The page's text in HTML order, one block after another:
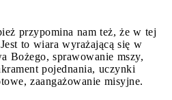
przypomina nam też, że w tej
to wiara wyrażającą się w
Bożego, sprawowanie mszy,
pojednania, uczynki
zaangażowanie misyjne.